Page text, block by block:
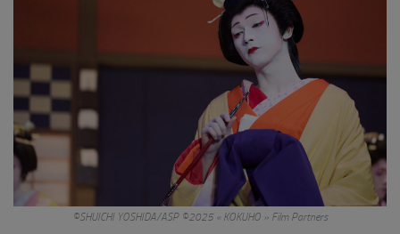
©SHUICHI YOSHIDA/ASP ©2025 « KOKUHO » Film Partners